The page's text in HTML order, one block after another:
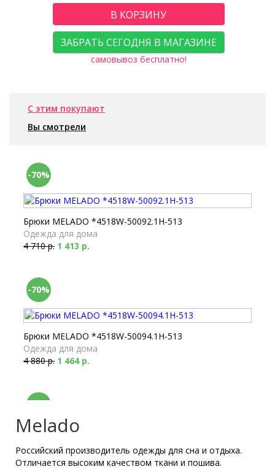
В КОРЗИНУ
ЗАБРАТЬ СЕГОДНЯ В МАГАЗИНЕ
самовывоз бесплатно!
С этим покупают
Вы смотрели
-70%
Брюки MELADO *4518W-50092.1H-513
Одежда для дома
4 710 р. 1 413 р.
-70%
Брюки MELADO *4518W-50094.1H-513
Одежда для дома
4 880 р. 1 464 р.
-70%
Майка MELADO *4518W-11023.1H-513
Белье для сна
Melado
Российский производитель одежды для сна и отдыха.
Отличается высоким качеством ткани и пошива.